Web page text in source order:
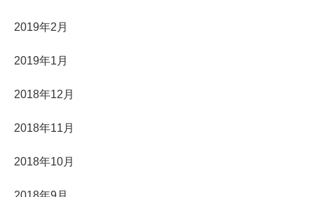
2019年2月
2019年1月
2018年12月
2018年11月
2018年10月